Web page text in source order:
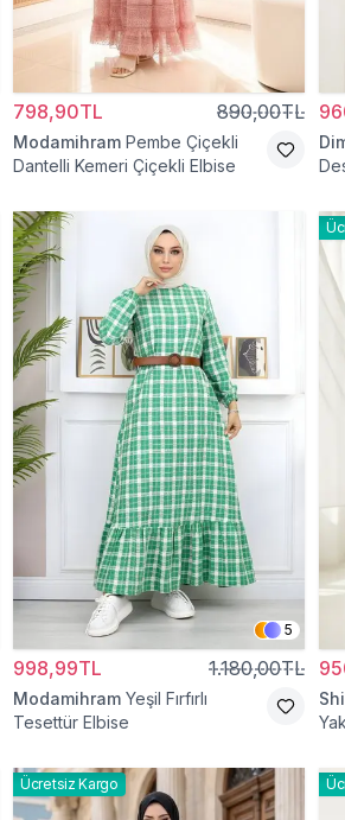
798,90TL 890,00TL
Modamihram Pembe Çiçekli
Dantelli Kemeri Çiçekli Elbise
5
998,99TL 1.180,00TL
Modamihram Yeşil Fırfırlı
Tesettür Elbise
Ücretsiz Kargo